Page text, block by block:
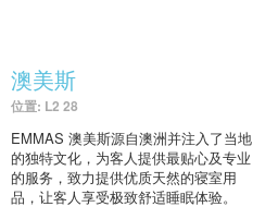
澳美斯
位置: L2 28
EMMAS 澳美斯源自澳洲并注入了当地
的独特文化，为客人提供最贴心及专业
的服务，致力提供优质天然的寝室用
品，让客人享受极致舒适睡眠体验。